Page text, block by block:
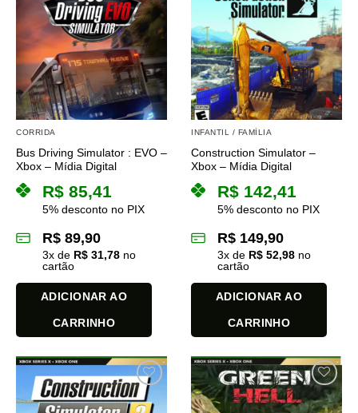
várias
variantes.
As
opções
podem
ser
escolhidas
do
variantes.
As
opções
podem
ser
escolhidas
do
CORRIDA
Bus Driving Simulator : EVO –
Xbox – Mídia Digital
R$ 85,41
5% desconto no PIX
R$ 89,90
3x de R$ 31,78 no
cartão
ADICIONAR AO
CARRINHO
INFANTIL / FAMÍLIA
Construction Simulator –
Xbox – Mídia Digital
R$ 142,41
5% desconto no PIX
R$ 149,90
3x de R$ 52,98 no
cartão
ADICIONAR AO
CARRINHO